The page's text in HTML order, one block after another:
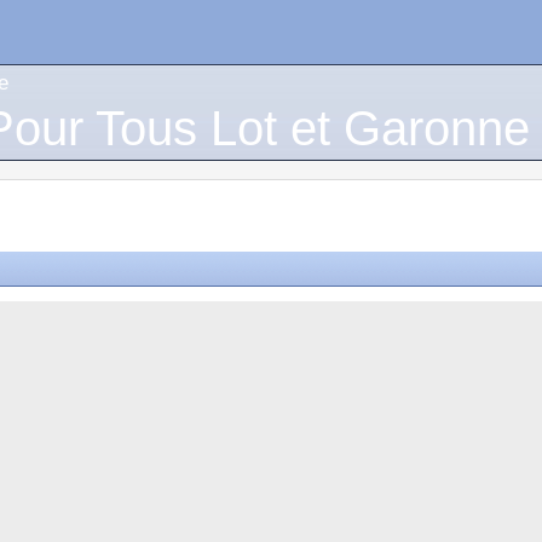
Tous Lot et Garonne